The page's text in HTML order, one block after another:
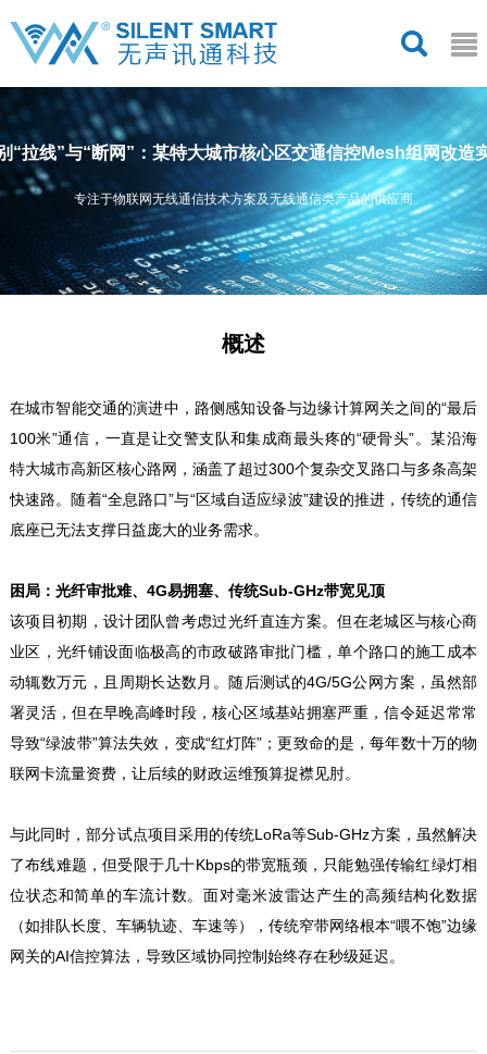
“拉线”与“断网”：某特大城市核心区交通信控Mesh组网改造
专注于物联网无线通信技术方案及无线通信类产品的供应商
概述
在城市智能交通的演进中，路侧感知设备与边缘计算网关之间的“最后
100米”通信，一直是让交警支队和集成商最头疼的“硬骨头”。某沿海
特大城市高新区核心路网，涵盖了超过300个复杂交叉路口与多条高架
快速路。随着“全息路口”与“区域自适应绿波”建设的推进，传统的通信
底座已无法支撑日益庞大的业务需求。
困局：光纤审批难、4G易拥塞、传统Sub-GHz带宽见顶
该项目初期，设计团队曾考虑过光纤直连方案。但在老城区与核心商
业区，光纤铺设面临极高的市政破路审批门槛，单个路口的施工成本
动辄数万元，且周期长达数月。随后测试的4G/5G公网方案，虽然部
署灵活，但在早晚高峰时段，核心区域基站拥塞严重，信令延迟常常
导致“绿波带”算法失效，变成“红灯阵”；更致命的是，每年数十万的物
联网卡流量资费，让后续的财政运维预算捉襟见肘。
与此同时，部分试点项目采用的传统LoRa等Sub-GHz方案，虽然解决
了布线难题，但受限于几十Kbps的带宽瓶颈，只能勉强传输红绿灯相
位状态和简单的车流计数。面对毫米波雷达产生的高频结构化数据
（如排队长度、车辆轨迹、车速等），传统窄带网络根本“喂不饱”边缘
网关的AI信控算法，导致区域协同控制始终存在秒级延迟。